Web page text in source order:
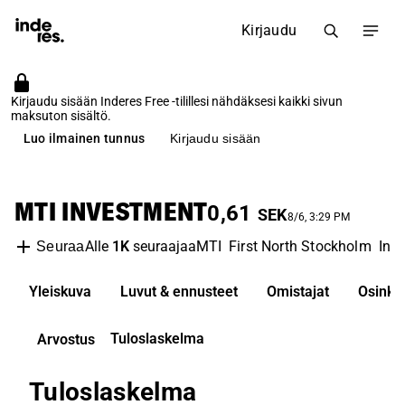
Kirjaudu
Kirjaudu sisään Inderes Free -tilillesi nähdäksesi kaikki sivun
maksuton sisältö.
Luo ilmainen tunnus
Kirjaudu sisään
MTI INVESTMENT0,61 SEK8/6, 3:29 PM
SeuraaAlle 1KseuraajaaMTI First North Stockholm
Yleiskuva Luvut & ennusteet Omistajat Osinko
Arvostus Tuloslaskelma
Tuloslaskelma